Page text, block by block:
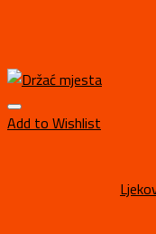
Add to Wishlist